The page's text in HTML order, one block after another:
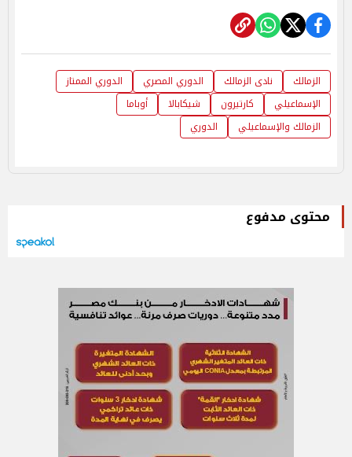
الزمالك نادى الزمالك الدوري المصري
الدوري الممتاز
الإسماعيلي
كارتيرون شيكابالا
أوباما
الزمالك والإسماعيلي
الدوري
محتوى مدفوع